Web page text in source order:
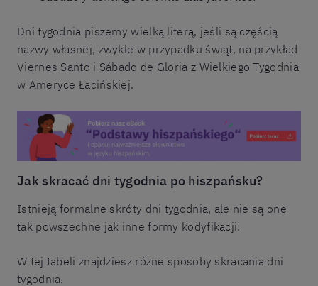
Dni tygodnia piszemy wielką literą, jeśli są częścią
nazwy własnej, zwykle w przypadku świąt, na przykład
Viernes Santo i Sábado de Gloria z Wielkiego Tygodnia
w Ameryce Łacińskiej.
Jak skracać dni tygodnia po hiszpańsku?
Istnieją formalne skróty dni tygodnia, ale nie są one
tak powszechne jak inne formy kodyfikacji.
W tej tabeli znajdziesz różne sposoby skracania dni
tygodnia.